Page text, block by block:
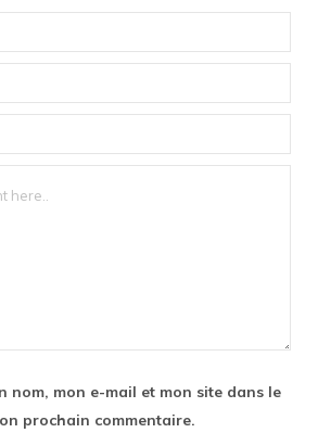
nom, mon e-mail et mon site dans le
prochain commentaire.